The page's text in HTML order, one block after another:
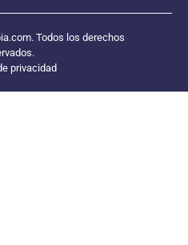
Todos los derechos
privacidad